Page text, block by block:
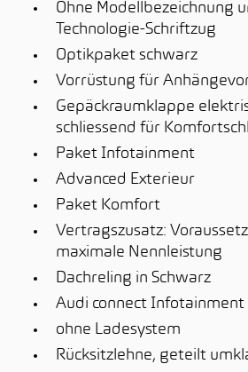
Ohne Modellbezeichnung
Technologie-Schriftzug
Optikpaket schwarz
Vorrüstung für
Gepäckraumklappe
schliessend für
Paket Infotainment
Advanced Exterieur
Paket Komfort
Vertragszusatz:
maximale Nennleistung
Dachreling in Schwarz
Audi connect Infotainment
ohne Ladesystem
Rücksitzlehne, geteilt